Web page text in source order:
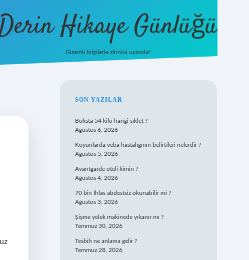
Hikaye Günlüğü
Gizemli bilgilerle zihnini uyandır!
SIDEBAR
SON YAZILAR
Boksta 54 kilo hangi sıklet ?
Ağustos 6, 2026
Koyunlarda veba hastalığının belirtileri nelerdir ?
Ağustos 5, 2026
Avantgarde oteli kimin ?
Ağustos 4, 2026
70 bin İhlas abdestsiz okunabilir mi ?
Ağustos 3, 2026
Şişme yelek makinede yıkanır mı ?
Temmuz 30, 2026
Tesbih ne anlama gelir ?
Temmuz 28, 2026